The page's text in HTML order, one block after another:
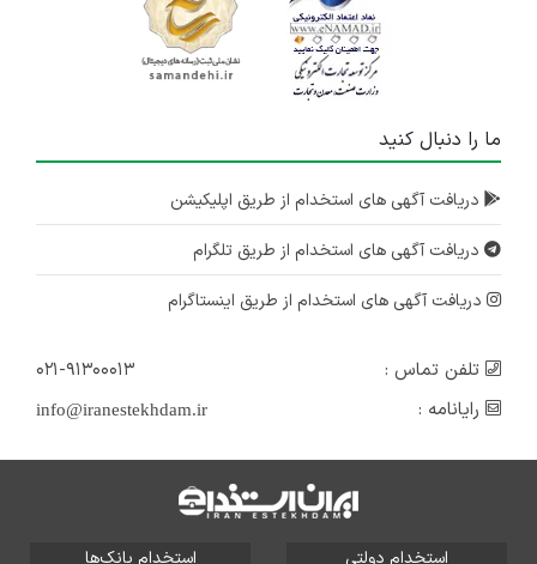
ما را دنبال کنید
دریافت آگهی های استخدام از طریق اپلیکیشن
دریافت آگهی های استخدام از طریق تلگرام
دریافت آگهی های استخدام از طریق اینستاگرام
تلفن تماس :
۰۲۱-۹۱۳۰۰۰۱۳
رایانامه :
info@iranestekhdam.ir
استخدام دولتی استخدام بانک‌ها